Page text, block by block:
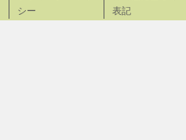
シー
表記